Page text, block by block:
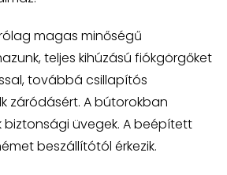
magas minőségű
teljes kihúzású fiókgörgőket
továbbá csillapítós
záródásért. A bútorokban
üvegek. A beépített
beszállítótól érkezik.